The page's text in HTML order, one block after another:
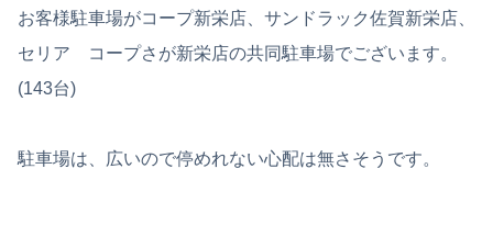
お客様駐車場がコープ新栄店、サンドラック佐賀新栄店、
セリア コープさが新栄店の共同駐車場でございます。
(143台)
駐車場は、広いので停めれない心配は無さそうです。